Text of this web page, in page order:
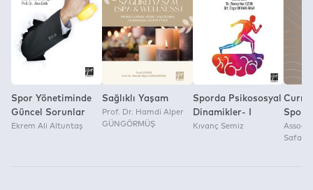
Gazi Kitabevi
Spor Yönetiminde
Güncel Sorunlar
Ekrem Ali Altuntaş
Sağlıklı Yaşam
Prof. Dr. Hamdi Alper
GÜNGÖRMÜŞ
Sporda Psikososyal
Dinamikler- I
Kıvanç Semiz
Assoc.
Safa